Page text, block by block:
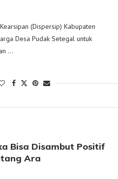
(Dispersip) Kabupaten
Desa Pudak Setegal untuk
…
Bisa Disambut Positif
Ara